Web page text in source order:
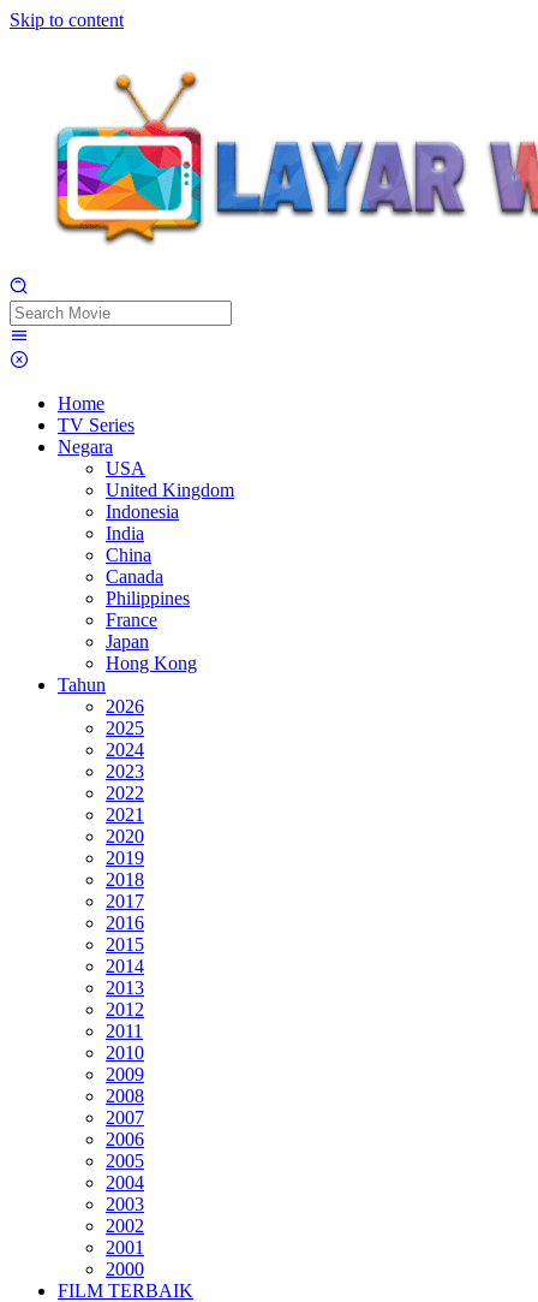
Skip to content
Home
TV Series
Negara
USA
United Kingdom
Indonesia
India
China
Canada
Philippines
France
Japan
Hong Kong
Tahun
2026
2025
2024
2023
2022
2021
2020
2019
2018
2017
2016
2015
2014
2013
2012
2011
2010
2009
2008
2007
2006
2005
2004
2003
2002
2001
2000
FILM TERBAIK